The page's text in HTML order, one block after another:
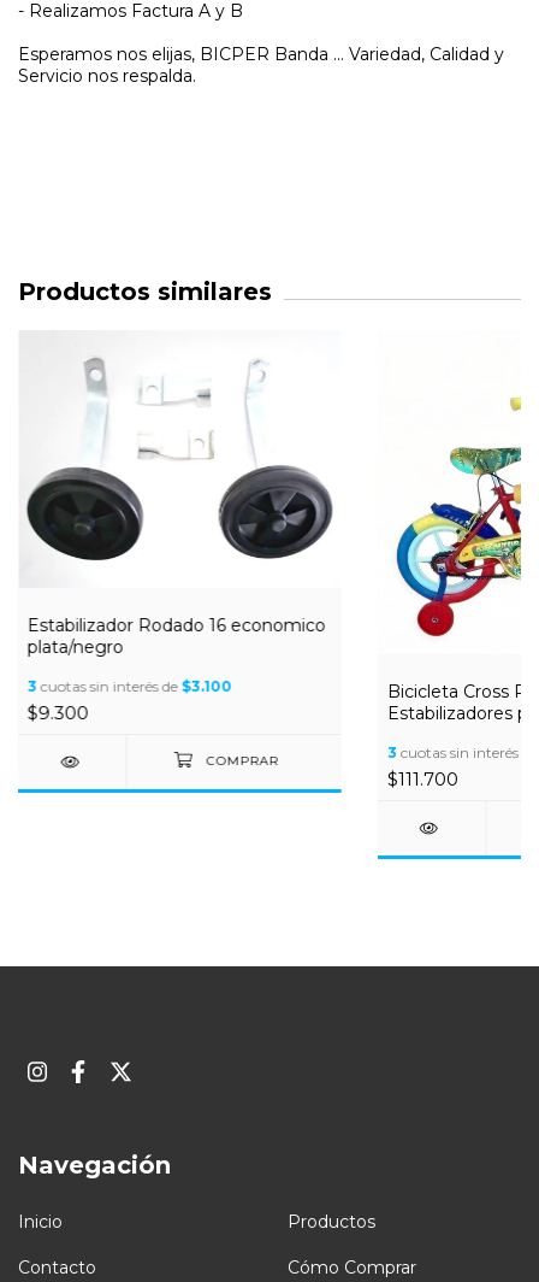
- Realizamos Factura A y B
Esperamos nos elijas, BICPER Banda ... Variedad, Calidad y
Servicio nos respalda.
Productos similares
Estabilizador Rodado 16 economico
plata/negro
3 cuotas sin interés de $3.100
$9.300
Bicicleta Cross
Estabilizadores
3 cuotas sin interés
$111.700
Navegación
Inicio Productos
Contacto Cómo Comprar